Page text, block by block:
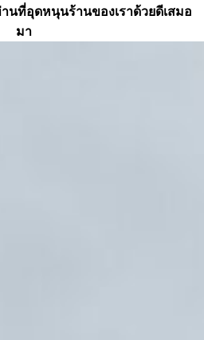
ที่อุดหนุนร้านของเราด้วยดีเสมอ
มา